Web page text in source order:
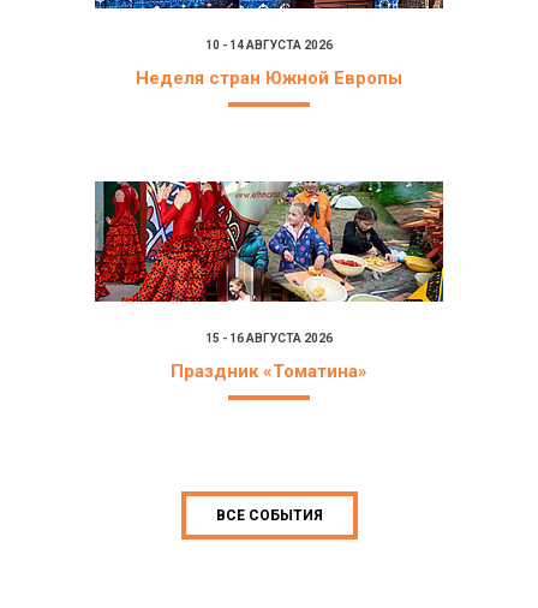
10 - 14 АВГУСТА 2026
Неделя стран Южной Европы
15 - 16 АВГУСТА 2026
Праздник «Томатина»
ВСЕ СОБЫТИЯ